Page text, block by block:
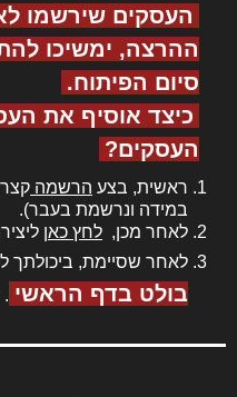
העסקים שירשמו
ההרצה, ימשיכו
סיום הפיתוח.
כיצד אוסיף את
העסקים?
ראשית, בצע הרשמה
במידה ונרשמת בעבר).
לאחר מכן, לחץ כאן
לאחר שסיימת, ביכולתך
בולט בדף הראשי .